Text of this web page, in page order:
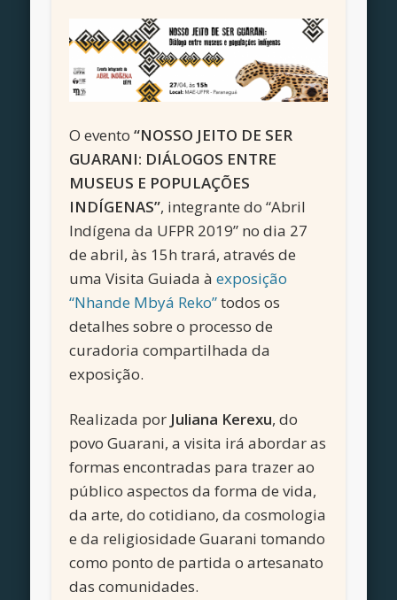
O evento“NOSSO JEITO DE SER
GUARANI: DIÁLOGOS ENTRE
MUSEUS E POPULAÇÕES
INDÍGENAS”, integrante do “Abril
Indígena da UFPR 2019” no dia 27
de abril, às 15h trará, através de
uma Visita Guiada àexposição
“Nhande Mbyá Reko”todos os
detalhes sobre o processo de
curadoria compartilhada da
exposição.
Realizada por Juliana Kerexu, do
povo Guarani, a visita irá abordar as
formas encontradas para trazer ao
público aspectos da forma de vida,
da arte, do cotidiano, da cosmologia
e da religiosidade Guarani tomando
como ponto de partida o artesanato
das comunidades.